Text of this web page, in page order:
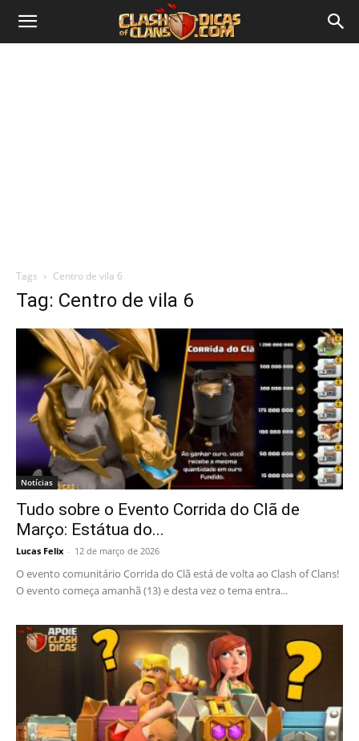
Tags Centro de vila 6
Tag: Centro de vila 6
Notícias
Tudo sobre o Evento Corrida do Clã de
Março: Estátua do...
Lucas Felix - 12 de março de 2026
O evento comunitário Corrida do Clã está de volta ao Clash of Clans!
O evento começa amanhã (13) e desta vez o tema entra...